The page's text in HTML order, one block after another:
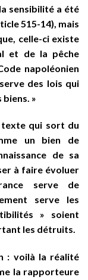
sensibilité a été
515-14), mais
celle-ci existe
et de la pêche
napoléonien
des lois qui
»
texte qui sort du
un bien de
de sa
à faire évoluer
serve de
serve les
» soient
les détruits.
: voilà la réalité
la rapporteure